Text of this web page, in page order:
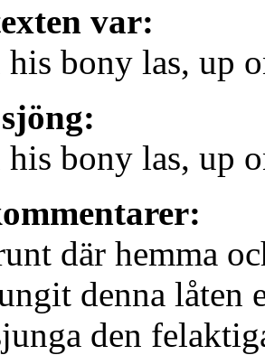
var:
bony las, up
bony las, up
där hemma
denna låten
den